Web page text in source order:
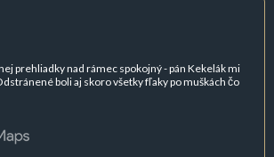
prehliadky nad rámec spokojný - pán Kekelák mi
boli aj skoro všetky fľaky po muškách čo